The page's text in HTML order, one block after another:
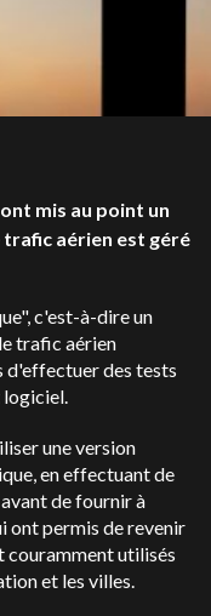
mis au point un
aérien est géré
c'est-à-dire un
trafic aérien
d'effectuer des tests
logiciel.
une version
en effectuant de
de fournir à
ont permis de revenir
couramment utilisés
et les villes.